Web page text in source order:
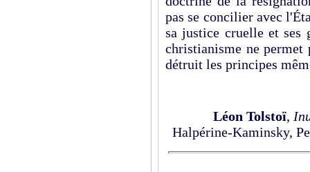
pas se concilier avec
sa justice cruelle et ses
christianisme ne
détruit les principes
Léon Tolstoï,
Halpérine-Kaminsky,